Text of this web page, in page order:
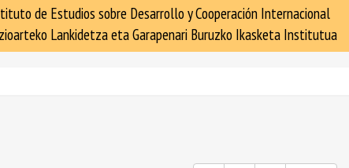
de Estudios sobre Desarrollo y Cooperación Internacional
Lankidetza eta Garapenari Buruzko Ikasketa Institutua